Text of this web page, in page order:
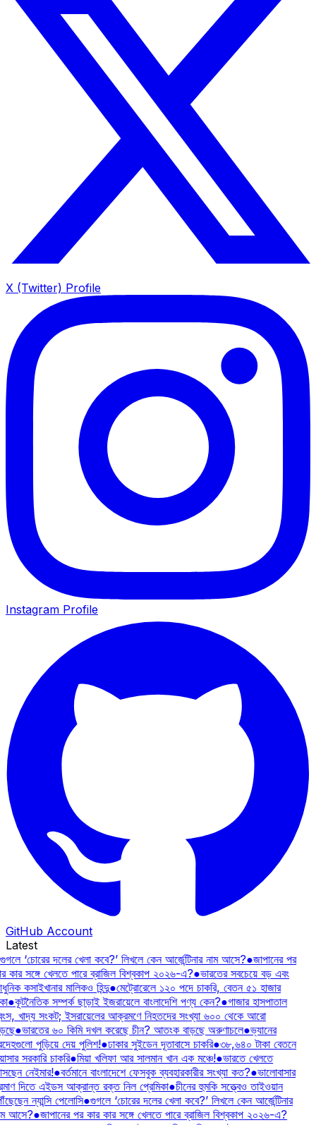
X (Twitter) Profile
Instagram Profile
GitHub Account
Latest
‘চোরের দলের খেলা কবে?’ লিখলে কেন আর্জেন্টিনার নাম আসে?●জাপানের পর
কার সঙ্গে খেলতে পারে ব্রাজিল বিশ্বকাপ ২০২৬-এ?●ভারতের সবচেয়ে বড় এবং
কসাইখানার মালিকও হিন্দু●মেট্রোরেলে ১২০ পদে চাকরি, বেতন ৫১ হাজার
●কূটনৈতিক সম্পর্ক ছাড়াই ইজরায়েলে বাংলাদেশি পণ্য কেন?●গাজার হাসপাতাল
খাদ্য সংকট; ইসরায়েলের আক্রমণে নিহতদের সংখ্যা ৬০০ থেকে আরো
●ভারতের ৬০ কিমি দখল করেছে চীন? আতংক বাড়ছে অরুণাচলে●ভ্যানের
পুড়িয়ে দেয় পুলিশ!●ঢাকার সুইডেন দূতাবাসে চাকরি●৩৮,৬৪০ টাকা বেতনে
সরকারি চাকরি●মিয়া খলিফা আর সালমান খান এক মঞ্চে!●ভারতে খেলতে
নেইমার!●বর্তমানে বাংলাদেশে ফেসবুক ব্যবহারকারীর সংখ্যা কত?●ভালোবাসার
দিতে এইডস আক্রান্ত রক্ত নিল প্রেমিকা●চীনের হুমকি সত্ত্বেও তাইওয়ান
ন্যান্সি পেলোসি●গুগলে ‘চোরের দলের খেলা কবে?’ লিখলে কেন আর্জেন্টিনার
আসে?●জাপানের পর কার কার সঙ্গে খেলতে পারে ব্রাজিল বিশ্বকাপ ২০২৬-এ?